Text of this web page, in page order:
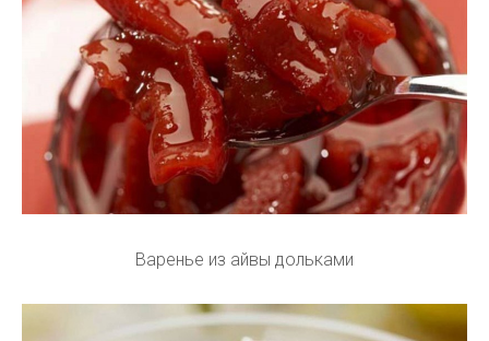
Варенье из айвы дольками